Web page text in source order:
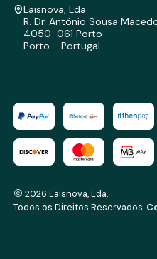
Laisnova, Lda.
R. Dr. António Sousa
4050-061 Porto
Porto - Portugal
2026 Laisnova, Lda..
Todos os Direitos Reservados.